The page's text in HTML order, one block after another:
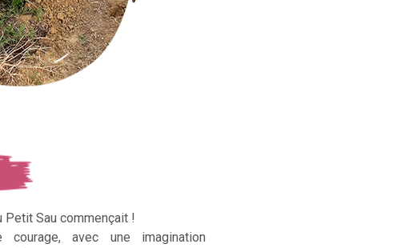
Petit Sau commençait !
avec une imagination